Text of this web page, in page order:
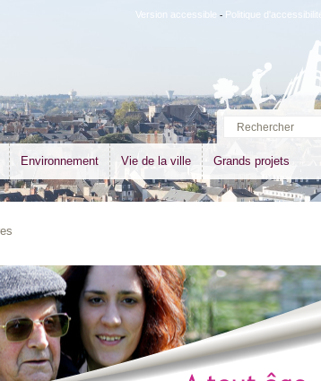
Version accessible - Politique d'accessibilité
Environnement Vie de la ville Grands projets